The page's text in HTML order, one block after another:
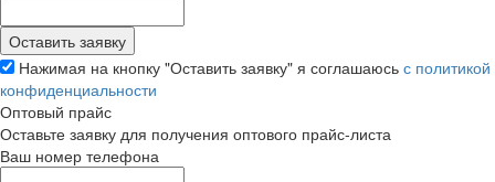
Нажимая на кнопку "Оставить заявку" я соглашаюсь с политикой
конфиденциальности
Оптовый прайс
Оставьте заявку для получения оптового прайс-листа
Ваш номер телефона